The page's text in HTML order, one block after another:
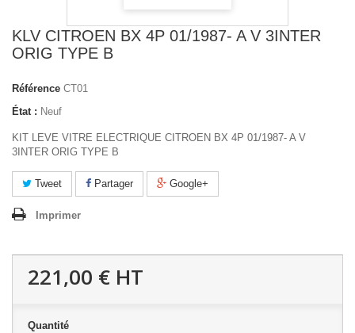
KLV CITROEN BX 4P 01/1987- A V 3INTER
ORIG TYPE B
Référence CT01
État : Neuf
KIT LEVE VITRE ELECTRIQUE CITROEN BX 4P 01/1987- A V
3INTER ORIG TYPE B
Tweet Partager Google+
Imprimer
221,00 € HT
Quantité